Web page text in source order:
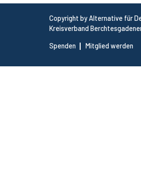
Copyright by Alternative für
Kreisverband
Spenden Mitglied werden